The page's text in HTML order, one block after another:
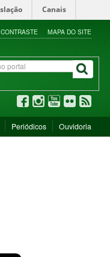
Canais
MAPA DO SITE
Periódicos Ouvidoria